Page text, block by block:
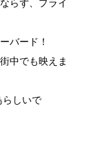
バード！
中でも映えま
しいで